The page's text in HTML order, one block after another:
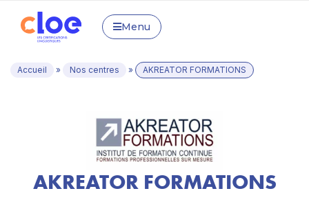
Menu
Accueil » Nos centres » AKREATOR FORMATIONS
AKREATOR FORMATIONS